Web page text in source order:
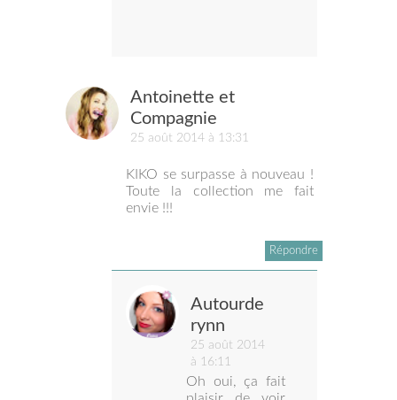
Antoinette et
Compagnie
25 août 2014 à 13:31
KIKO se surpasse à nouveau !
Toute la collection me fait
envie !!!
Répondre
Autourde
rynn
25 août 2014
à 16:11
Oh oui, ça fait